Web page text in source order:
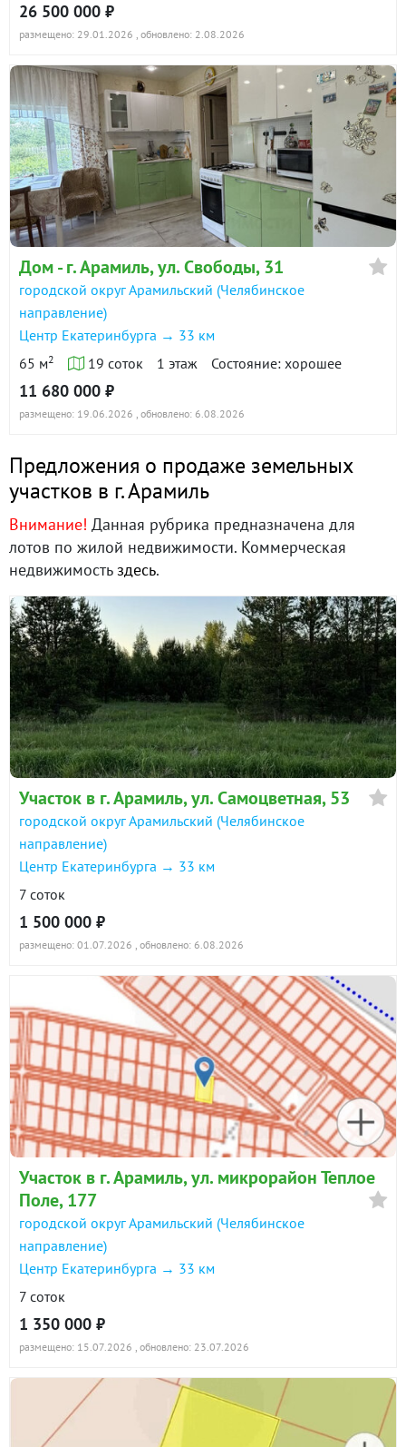
26 500 000 ₽
размещено: 29.01.2026 , обновлено: 2.08.2026
Дом - г. Арамиль, ул. Свободы, 31
городской округ Арамильский (Челябинское
направление)
Центр Екатеринбурга → 33 км
65 м2 19 соток 1 этаж Состояние: хорошее
11 680 000 ₽
размещено: 19.06.2026 , обновлено: 6.08.2026
Предложения о продаже земельных
участков в г. Арамиль
Внимание! Данная рубрика предназначена для
лотов по жилой недвижимости. Коммерческая
недвижимостьздесь.
Участок в г. Арамиль, ул. Самоцветная, 53
городской округ Арамильский (Челябинское
направление)
Центр Екатеринбурга → 33 км
7 соток
1 500 000 ₽
размещено: 01.07.2026 , обновлено: 6.08.2026
Участок в г. Арамиль, ул. микрорайон Теплое
Поле, 177
городской округ Арамильский (Челябинское
направление)
Центр Екатеринбурга → 33 км
7 соток
1 350 000 ₽
размещено: 15.07.2026 , обновлено: 23.07.2026